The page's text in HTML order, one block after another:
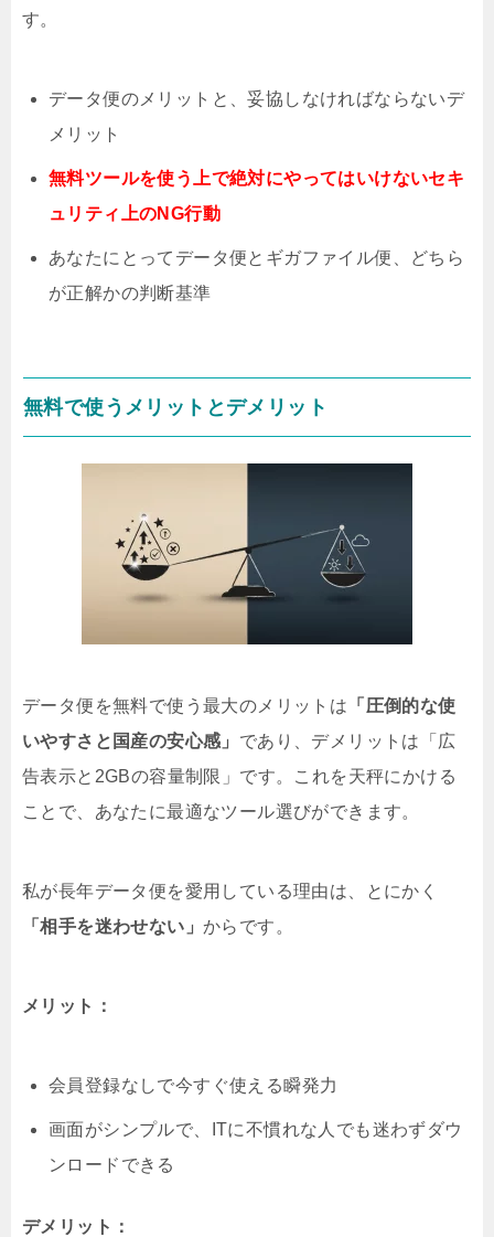
す。
データ便のメリットと、妥協しなければならないデ
メリット
無料ツールを使う上で絶対にやってはいけないセキ
ュリティ上のNG行動
あなたにとってデータ便とギガファイル便、どちら
が正解かの判断基準
無料で使うメリットとデメリット
データ便を無料で使う最大のメリットは 「圧倒的な使
いやすさと国産の安心感」 であり、デメリットは「広
告表示と2GBの容量制限」です。これを天秤にかける
ことで、あなたに最適なツール選びができます。
私が長年データ便を愛用している理由は、とにかく
「相手を迷わせない」 からです。
メリット：
会員登録なしで今すぐ使える瞬発力
画面がシンプルで、ITに不慣れな人でも迷わずダウ
ンロードできる
デメリット：